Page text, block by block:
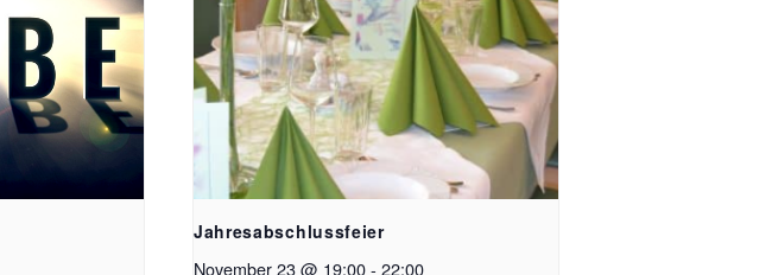
Jahresabschlussfeier
November 23 @ 19:00- 22:00